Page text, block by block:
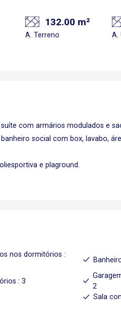
132.00 m²
A. Terreno A.
com armários modulados e
social com box, lavabo,
e plaground.
nos dormitórios :
: 3
2
Sala